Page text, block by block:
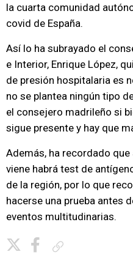
la cuarta comunidad
covid de España.
Así lo ha subrayado el
e Interior, Enrique López,
de presión hospitalaria es
no se plantea ningún tipo
el consejero madrileño si
sigue presente y hay que
Además, ha recordado
viene habrá test de
de la región, por lo que
hacerse una prueba antes
eventos multitudinarias.